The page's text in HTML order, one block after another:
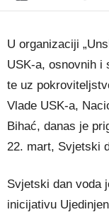
U organizaciji
USK-a, osnovnih i
te uz
Vlade USK-a,
Bihać, danas je
22. mart, Svjetski
Svjetski dan voda
inicijativu